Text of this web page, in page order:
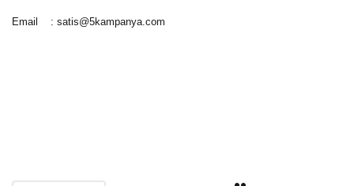
Email : satis@5kampanya.com